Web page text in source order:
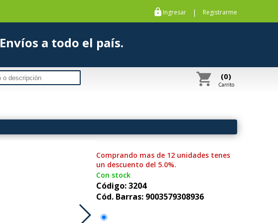
https Ingresar | Registrarme
Envíos a todo el país.
shopping_cart (0)
Carrito
Comprando mas de 12 unidades tenes
un descuento del 5.0%.
Con stock
Código: 3204
Cód. Barras: 9003579308936